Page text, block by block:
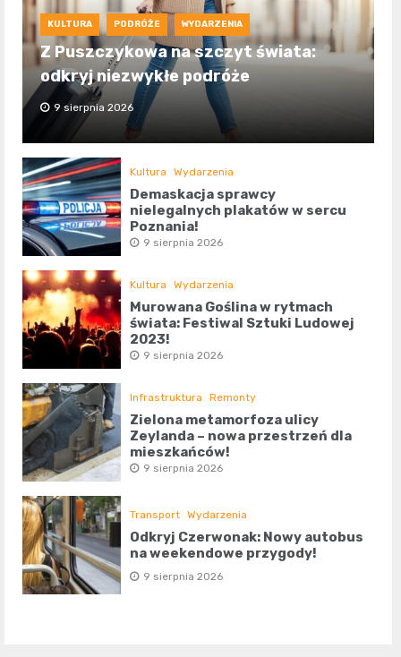
KULTURA PODRÓŻE WYDARZENIA
Z Puszczykowa na szczyt świata:
odkryj niezwykłe podróże
9 sierpnia 2026
Kultura Wydarzenia
Demaskacja sprawcy
nielegalnych plakatów w sercu
Poznania!
9 sierpnia 2026
Kultura Wydarzenia
Murowana Goślina w rytmach
świata: Festiwal Sztuki Ludowej
2023!
9 sierpnia 2026
Infrastruktura Remonty
Zielona metamorfoza ulicy
Zeylanda – nowa przestrzeń dla
mieszkańców!
9 sierpnia 2026
Transport Wydarzenia
Odkryj Czerwonak: Nowy autobus
na weekendowe przygody!
9 sierpnia 2026